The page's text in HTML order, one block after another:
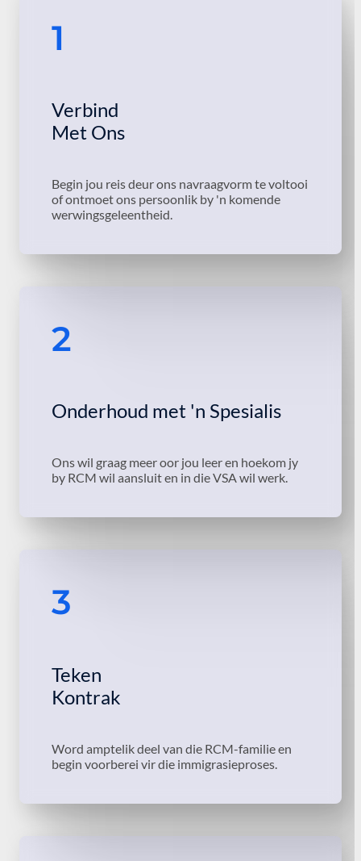
1
Verbind
Met Ons
Begin jou reis deur ons navraagvorm te voltooi
of ontmoet ons persoonlik by 'n komende
werwingsgeleentheid.
2
Onderhoud met 'n Spesialis
Ons wil graag meer oor jou leer en hoekom jy
by RCM wil aansluit en in die VSA wil werk.
3
Teken
Kontrak
Word amptelik deel van die RCM-familie en
begin voorberei vir die immigrasieproses.